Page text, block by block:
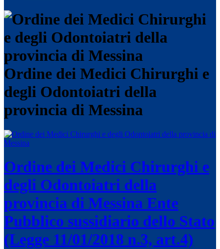
Ordine dei Medici Chirurghi e
degli Odontoiatri della
provincia di Messina
Ordine dei Medici Chirurghi e
degli Odontoiatri della
provincia di Messina Ente
Pubblico sussidiario dello Stato
(Legge 11/01/2018 n.3, art.4)